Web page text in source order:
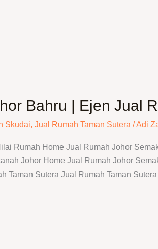
Bahru | Ejen Jual
Skudai, Jual Rumah Taman Sutera /Adi
Rumah Home Jual Rumah Johor
Johor Home Jual Rumah Johor
Taman Sutera Jual Rumah Taman